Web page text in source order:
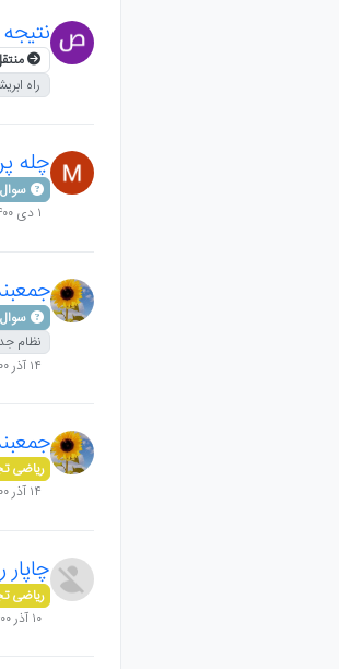
راه
چله
۱ دی ۱۴۰۰،‏ ۶:۲۶
نظام
۱۴ آذر ۱۴۰۰،‏ ۱۴:۴۴
ریاضی
۱۴ آذر ۱۴۰۰،‏ ۱۳:۳۸
چاپار
ریاضی
۱۰ آذر ۱۴۰۰،‏ ۱۶:۳۷